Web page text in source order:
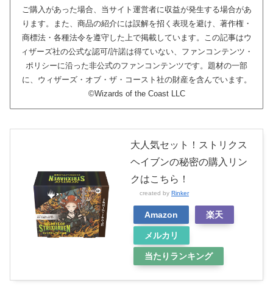
ご購入があった場合、当サイト運営者に収益が発生する場合があ
ります。また、商品の紹介には誤解を招く表現を避け、著作権・
商標法・各種法令を遵守した上で掲載しています。この記事はウ
ィザーズ社の公式な認可/許諾は得ていない、ファンコンテンツ・
ポリシーに沿った非公式のファンコンテンツです。題材の一部
に、ウィザーズ・オブ・ザ・コースト社の財産を含んでいます。
©Wizards of the Coast LLC
大人気セット！ストリクス
ヘイブンの秘密の購入リン
クはこちら！
created by Rinker
Amazon 楽天
メルカリ
当たりランキング